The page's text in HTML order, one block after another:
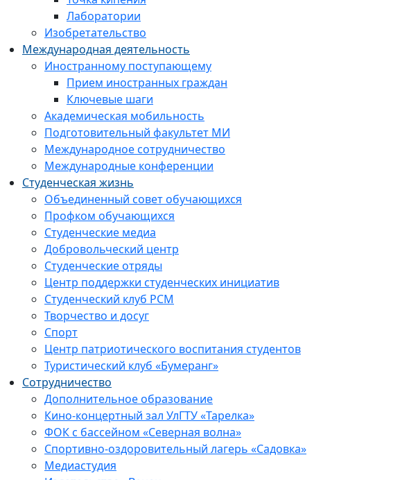
Лаборатории
Изобретательство
Международная деятельность
Иностранному поступающему
Прием иностранных граждан
Ключевые шаги
Академическая мобильность
Подготовительный факультет МИ
Международное сотрудничество
Международные конференции
Студенческая жизнь
Объединенный совет обучающихся
Профком обучающихся
Студенческие медиа
Добровольческий центр
Студенческие отряды
Центр поддержки студенческих инициатив
Студенческий клуб РСМ
Творчество и досуг
Спорт
Центр патриотического воспитания студентов
Туристический клуб «Бумеранг»
Сотрудничество
Дополнительное образование
Кино-концертный зал УлГТУ «Тарелка»
ФОК с бассейном «Северная волна»
Спортивно-оздоровительный лагерь «Садовка»
Медиастудия